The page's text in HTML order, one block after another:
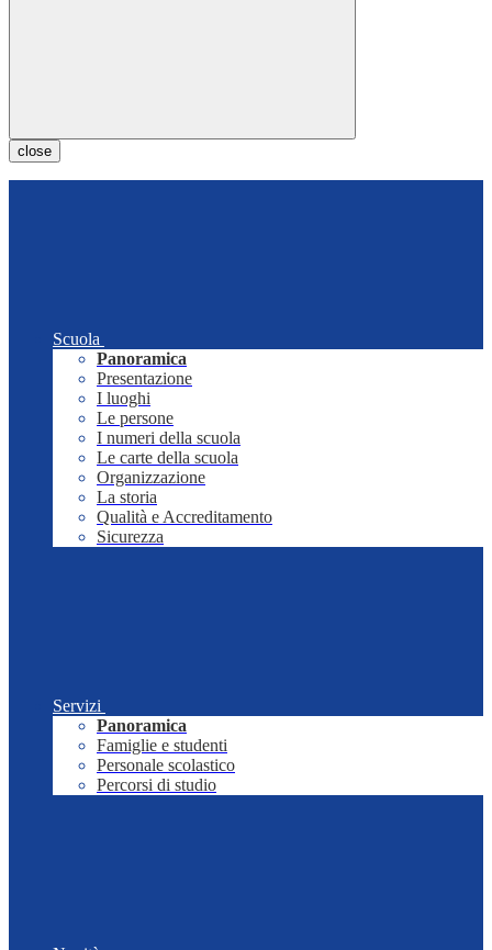
close
Scuola
Panoramica
Presentazione
I luoghi
Le persone
I numeri della scuola
Le carte della scuola
Organizzazione
La storia
Qualità e Accreditamento
Sicurezza
Servizi
Panoramica
Famiglie e studenti
Personale scolastico
Percorsi di studio